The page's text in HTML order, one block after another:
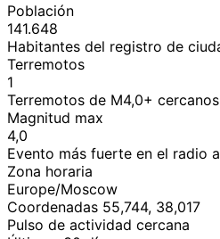
Población
141.648
Habitantes del registro de
Terremotos
1
Terremotos de M4,0+
Magnitud max
4,0
Evento más fuerte en el radio
Zona horaria
Europe/Moscow
Coordenadas 55,744, 38,017
Pulso de actividad cercana